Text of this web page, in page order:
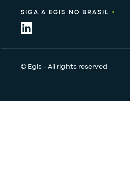
© Egis - All rights reserved
SIGA A EGIS NO BRASIL •